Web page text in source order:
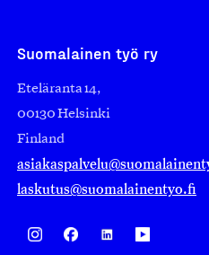
Suomalainen työ ry
Eteläranta 14,
00130 Helsinki
Finland
laskutus@suomalainentyo.fi